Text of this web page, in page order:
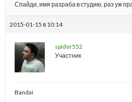
Спайди, имя разраба в студию, раз уж
2015-01-15 в 10:14
spider552
Участник
Bandai